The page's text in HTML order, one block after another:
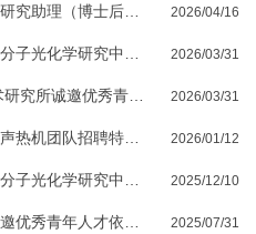
2026/04/16
2026/03/31
2026/03/31
2026/01/12
2025/12/10
2025/07/31